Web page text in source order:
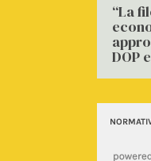
“La
DOP